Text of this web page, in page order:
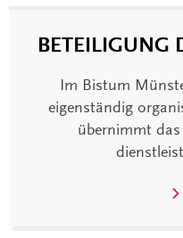
BETEILIGUNG
Im Bistum
eigenständig
übernimmt